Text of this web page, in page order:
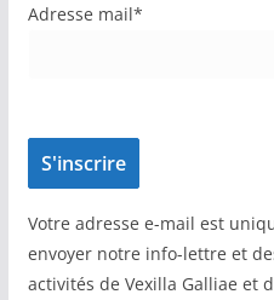
Adresse mail*
Votre adresse e-mail est
envoyer notre info-lettre et
activités de Vexilla Galliae et